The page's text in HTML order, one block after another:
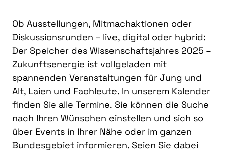
Ob Ausstellungen, Mitmachaktionen oder
Diskussionsrunden – live, digital oder hybrid:
Der Speicher des Wissenschaftsjahres 2025 –
Zukunftsenergie ist vollgeladen mit
spannenden Veranstaltungen für Jung und
Alt, Laien und Fachleute. In unserem Kalender
finden Sie alle Termine. Sie können die Suche
nach Ihren Wünschen einstellen und sich so
über Events in Ihrer Nähe oder im ganzen
Bundesgebiet informieren. Seien Sie dabei